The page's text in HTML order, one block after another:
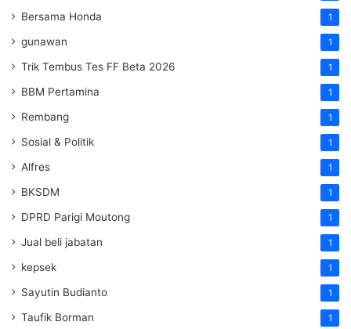
Bersama Honda 1
gunawan 1
Trik Tembus Tes FF Beta 2026 1
BBM Pertamina 1
Rembang 1
Sosial & Politik 1
Alfres 1
BKSDM 1
DPRD Parigi Moutong 1
Jual beli jabatan 1
kepsek 1
Sayutin Budianto 1
Taufik Borman 1